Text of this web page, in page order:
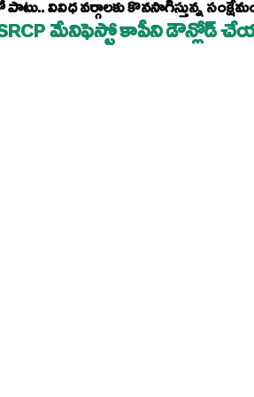
వివిధ వర్గాలకు కొనసాగిస్తున్న
మేనిఫెస్టో కాపీని డౌన్లోడ్